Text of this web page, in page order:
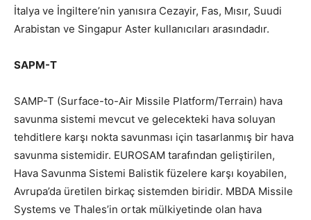
İtalya ve İngiltere’nin yanısıra Cezayir, Fas, Mısır, Suudi
Arabistan ve Singapur Aster kullanıcıları arasındadır.
SAPM-T
SAMP-T (Surface-to-Air Missile Platform/Terrain) hava
savunma sistemi mevcut ve gelecekteki hava soluyan
tehditlere karşı nokta savunması için tasarlanmış bir hava
savunma sistemidir. EUROSAM tarafından geliştirilen,
Hava Savunma Sistemi Balistik füzelere karşı koyabilen,
Avrupa’da üretilen birkaç sistemden biridir. MBDA Missile
Systems ve Thales’in ortak mülkiyetinde olan hava